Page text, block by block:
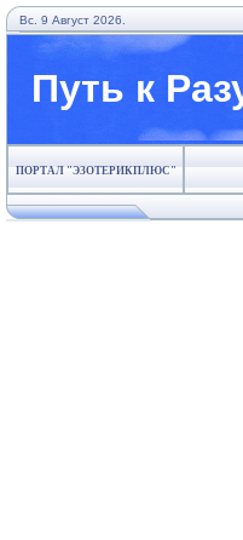
Вс. 9 Август 2026.
Путь к
ПОРТАЛ "ЭЗОТЕРИКПЛЮС"